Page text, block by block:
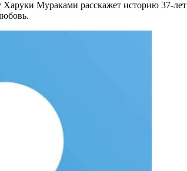
Харуки Мураками расскажет историю 37-